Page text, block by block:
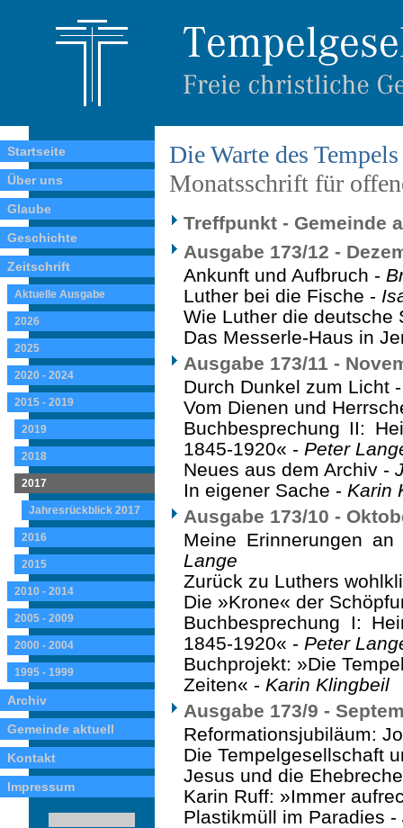
Startseite
Über uns
Glaube
Geschichte
Zeitschrift
Aktuelle Ausgabe
2026
2025
2020 - 2024
2015 - 2019
2019
2018
2017
Jahresrückblick 2017
2016
2015
2010 - 2014
2005 - 2009
2000 - 2004
1995 - 1999
Archiv
Gemeinde aktuell
Kontakt
Impressum
Die Warte des Tempels
Monatsschrift für
Treffpunkt - Gemeinde
Ausgabe 173/12 -
Ankunft und Aufbruch -
Luther bei die Fische -
Wie Luther die deutsche
Das Messerle-Haus in
Ausgabe 173/11 -
Durch Dunkel zum Licht
Vom Dienen und
Buchbesprechung II:
1845-1920« - Peter
Neues aus dem Archiv -
In eigener Sache - Karin
Ausgabe 173/10 -
Meine Erinnerungen
Lange
Zurück zu Luthers
Die »Krone« der
Buchbesprechung I:
1845-1920« - Peter
Buchprojekt: »Die
Zeiten« - Karin Klingbeil
Ausgabe 173/9 -
Reformationsjubiläum:
Die Tempelgesellschaft
Jesus und die
Karin Ruff: »Immer
Plastikmüll im Paradies -